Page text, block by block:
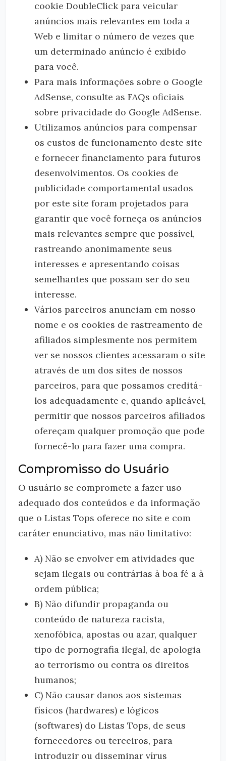
cookie DoubleClick para veicular
anúncios mais relevantes em toda a
Web e limitar o número de vezes que
um determinado anúncio é exibido
para você.
Para mais informações sobre o Google
AdSense, consulte as FAQs oficiais
sobre privacidade do Google AdSense.
Utilizamos anúncios para compensar
os custos de funcionamento deste site
e fornecer financiamento para futuros
desenvolvimentos. Os cookies de
publicidade comportamental usados ​​
por este site foram projetados para
garantir que você forneça os anúncios
mais relevantes sempre que possível,
rastreando anonimamente seus
interesses e apresentando coisas
semelhantes que possam ser do seu
interesse.
Vários parceiros anunciam em nosso
nome e os cookies de rastreamento de
afiliados simplesmente nos permitem
ver se nossos clientes acessaram o site
através de um dos sites de nossos
parceiros, para que possamos creditá-
los adequadamente e, quando aplicável,
permitir que nossos parceiros afiliados
ofereçam qualquer promoção que pode
fornecê-lo para fazer uma compra.
Compromisso do Usuário
O usuário se compromete a fazer uso
adequado dos conteúdos e da informação
que o Listas Tops oferece no site e com
caráter enunciativo, mas não limitativo:
A) Não se envolver em atividades que
sejam ilegais ou contrárias à boa fé a à
ordem pública;
B) Não difundir propaganda ou
conteúdo de natureza racista,
xenofóbica, apostas ou azar, qualquer
tipo de pornografia ilegal, de apologia
ao terrorismo ou contra os direitos
humanos;
C) Não causar danos aos sistemas
físicos (hardwares) e lógicos
(softwares) do Listas Tops, de seus
fornecedores ou terceiros, para
introduzir ou disseminar vírus